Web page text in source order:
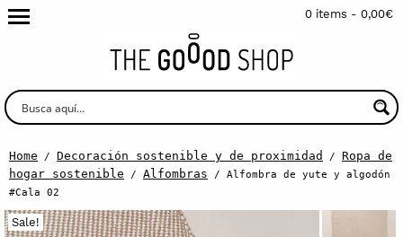
0 items - 0,00€
Home / Decoración sostenible y de proximidad / Ropa de
hogar sostenible / Alfombras / Alfombra de yute y algodón
#Cala 02
Sale!